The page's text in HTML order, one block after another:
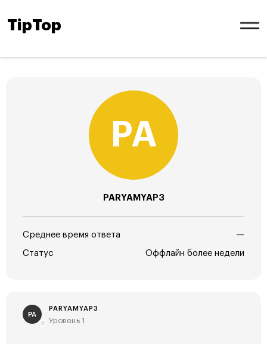
TipTop
PARYAMYAP3
Среднее время ответа —
Статус Оффлайн более недели
PA
PARYAMYAP3
Уровень 1